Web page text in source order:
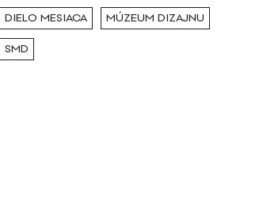
DIELO MESIACA MÚZEUM DIZAJNU
SMD